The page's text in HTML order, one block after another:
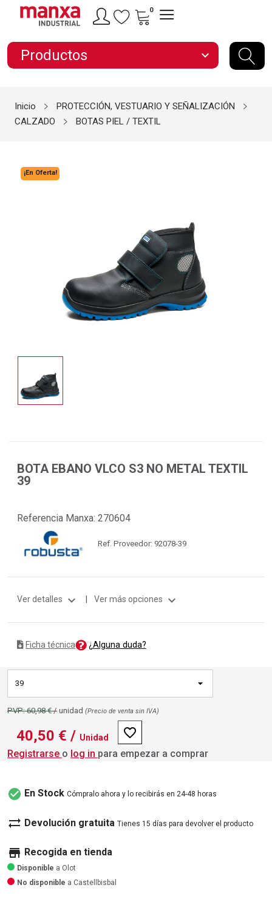
0
Productos expand_more
Inicio
PROTECCIÓN, VESTUARIO Y SEÑALIZACIÓN
CALZADO
BOTAS PIEL / TEXTIL
¡En Oferta!
BOTA EBANO VLCO S3 NO METAL TEXTIL
39
Referencia Manxa: 270604
Ref. Proveedor: 92078-39
Ver detalles expand_more Ver más opciones expand_more
Ficha técnica ¿Alguna duda?
39
PVP: 60,98 € / unidad (Precio de venta sin IVA)
40,50 € / Unidad favorite_border
Registrarse o log in para empezar a comprar
check_circle En Stock Cómpralo ahora y lo recibirás en 24-48 horas
sync_alt Devolución gratuita Tienes 15 días para devolver el producto
store Recogida en tienda
Disponible a Olot
No disponible a Castellbisbal